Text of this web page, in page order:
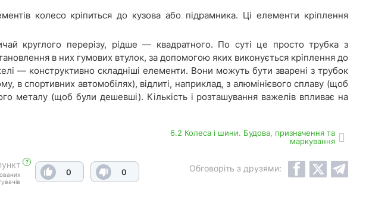
колесо кріпиться до кузова або підрамника. Ці елементи кріплення
круглого перерізу, рідше — квадратного. По суті це просто трубка з
в них гумових втулок, за допомогою яких виконується кріплення до
— конструктивно складніші елементи. Вони можуть бути зварені з трубок
в спортивних автомобілях), відлиті, наприклад, з алюмінієвого сплаву (щоб
металу (щоб були дешевші). Кількість і розташування важелів впливає на
6.2 Колеса і шини. Будова, призначення та
маркування
?
0 0 Обговоріть з друзями: